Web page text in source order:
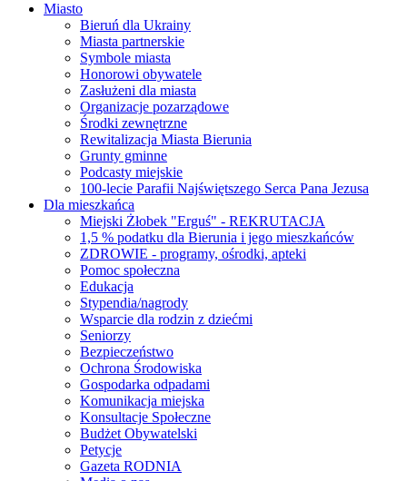
Miasto
Bieruń dla Ukrainy
Miasta partnerskie
Symbole miasta
Honorowi obywatele
Zasłużeni dla miasta
Organizacje pozarządowe
Środki zewnętrzne
Rewitalizacja Miasta Bierunia
Grunty gminne
Podcasty miejskie
100-lecie Parafii Najświętszego Serca Pana Jezusa
Dla mieszkańca
Miejski Żłobek "Erguś" - REKRUTACJA
1,5 % podatku dla Bierunia i jego mieszkańców
ZDROWIE - programy, ośrodki, apteki
Pomoc społeczna
Edukacja
Stypendia/nagrody
Wsparcie dla rodzin z dziećmi
Seniorzy
Bezpieczeństwo
Ochrona Środowiska
Gospodarka odpadami
Komunikacja miejska
Konsultacje Społeczne
Budżet Obywatelski
Petycje
Gazeta RODNIA